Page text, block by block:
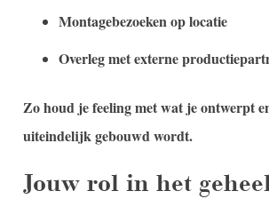
Montagebezoeken op locatie
Overleg met externe
Zo houd je feeling met wat je ontwerpt
uiteindelijk gebouwd wordt.
Jouw rol in het